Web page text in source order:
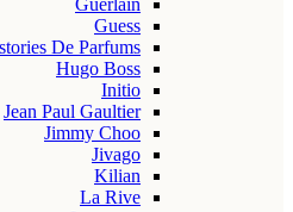
Guerlain
Guess
De Parfums
Hugo Boss
Initio
Jean Paul Gaultier
Jimmy Choo
Jivago
Kilian
La Rive